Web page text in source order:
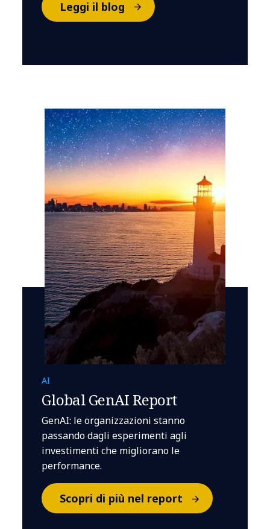
Leggi il blog
AI
Global GenAI Report
GenAI: le organizzazioni stanno
passando dagli esperimenti agli
investimenti che migliorano le
performance.
Scopri di più nel report